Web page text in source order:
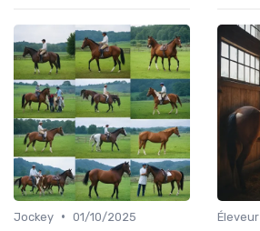
Jockey • 01/10/2025
Éleveur